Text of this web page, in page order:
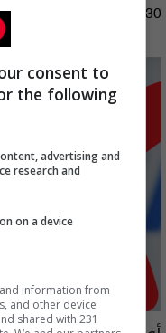
01:45 | 2026-07-30
consent to
the following
advertising and
research and
on a device
information from
and other device
shared with 231